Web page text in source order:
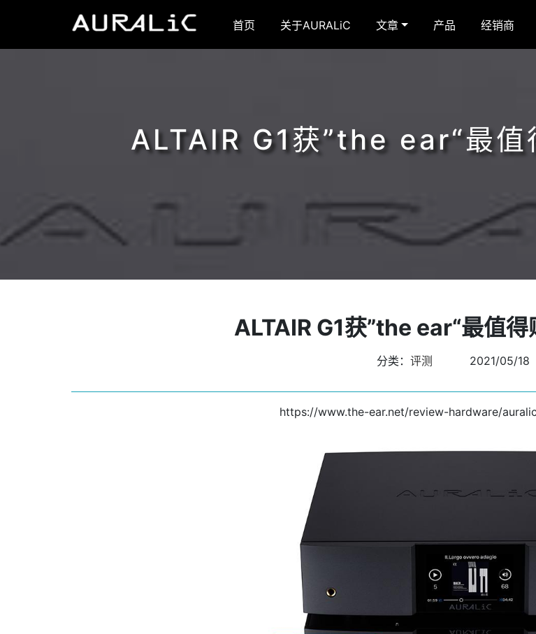
首页 关于AURALiC 文章 产品 经销商
ALTAIR G1获”the ear“最
ALTAIR G1获”the ear“最值
分类： 评测 2021/05/18
https://www.the-ear.net/review-hardware/